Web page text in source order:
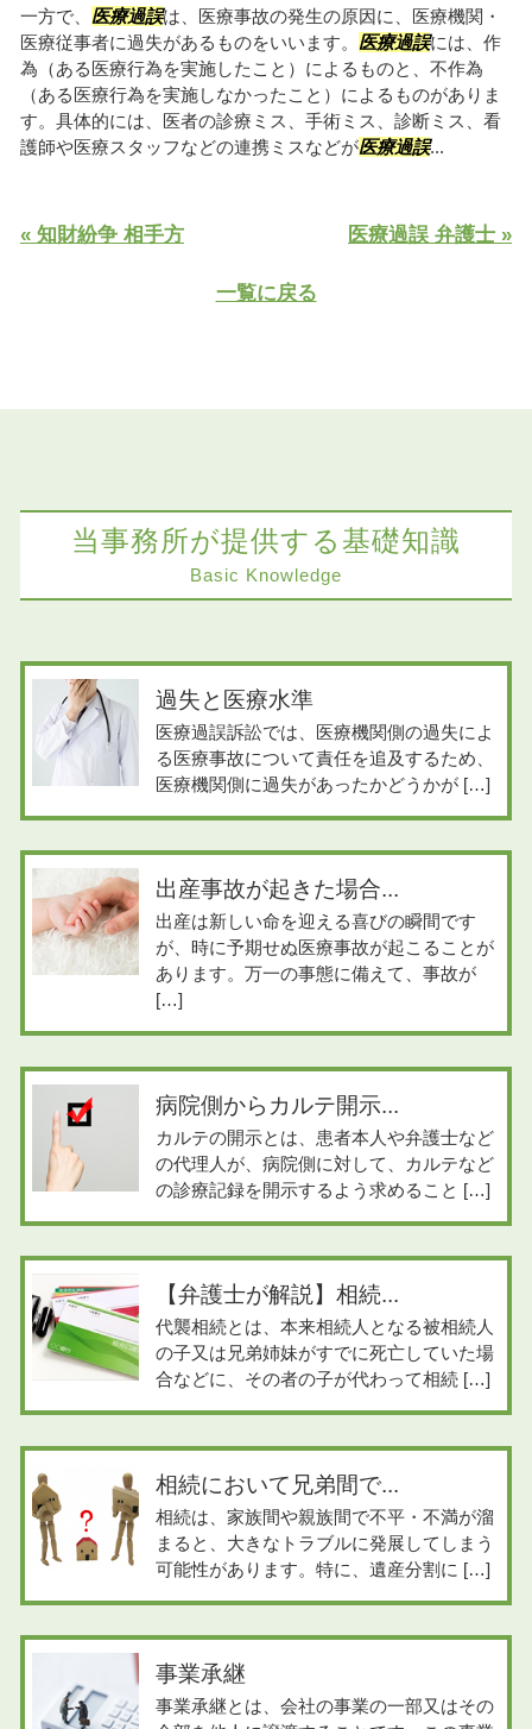
一方で、 医療過誤は、医療事故の発生の原因に、医療機関・
医療従事者に過失があるものをいいます。 医療過誤には、作
為（ある医療行為を実施したこと）によるものと、不作為
（ある医療行為を実施しなかったこと）によるものがありま
す。具体的には、医者の診療ミス、手術ミス、診断ミス、看
護師や医療スタッフなどの連携ミスなどが医療過誤...
« 知財紛争 相手方 医療過誤 弁護士 »
一覧に戻る
当事務所が提供する基礎知識
Basic Knowledge
過失と医療水準
医療過誤訴訟では、医療機関側の過失によ
る医療事故について責任を追及するため、
医療機関側に過失があったかどうかが […]
出産事故が起きた場合...
出産は新しい命を迎える喜びの瞬間です
が、時に予期せぬ医療事故が起こることが
あります。万一の事態に備えて、事故が
[…]
病院側からカルテ開示...
カルテの開示とは、患者本人や弁護士など
の代理人が、病院側に対して、カルテなど
の診療記録を開示するよう求めること […]
【弁護士が解説】相続...
代襲相続とは、本来相続人となる被相続人
の子又は兄弟姉妹がすでに死亡していた場
合などに、その者の子が代わって相続 […]
相続において兄弟間で...
相続は、家族間や親族間で不平・不満が溜
まると、大きなトラブルに発展してしまう
可能性があります。特に、遺産分割に […]
事業承継
事業承継とは、会社の事業の一部又はその